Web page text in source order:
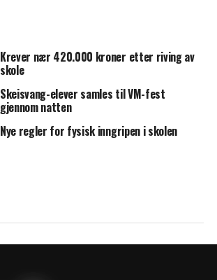
Krever nær 420.000 kroner etter riving av
skole
Skeisvang-elever samles til VM-fest
gjennom natten
Nye regler for fysisk inngripen i skolen